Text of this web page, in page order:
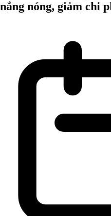
nắng nóng, giảm chi